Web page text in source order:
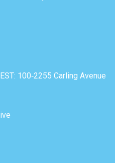
100‐2255 Carling Avenue